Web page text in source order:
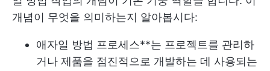
개념이 무엇을 의미하는지 알아봅시다:
애자일 방법 프로세스**는 프로젝트를 관리하
거나 제품을 점진적으로 개발하는 데 사용되는